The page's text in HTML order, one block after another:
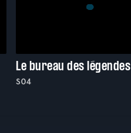
Le bureau des légendes
S04